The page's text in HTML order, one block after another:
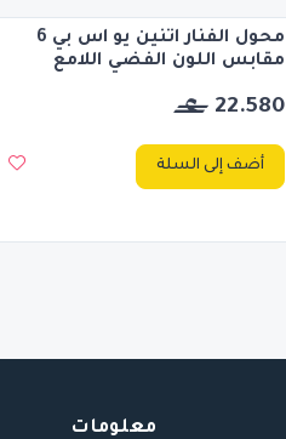
محول الفنار اتنين يو اس بي 6
مقابس اللون الفضي اللامع
22.580
أضف إلى السلة
معلومات